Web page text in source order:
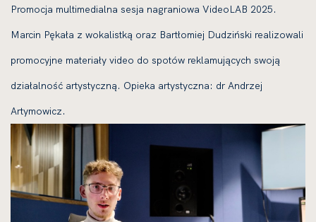
Promocja multimedialna sesja nagraniowa VideoLAB 2025.
Marcin Pękała z wokalistką oraz Bartłomiej Dudziński realizowali
promocyjne materiały video do spotów reklamujących swoją
działalność artystyczną. Opieka artystyczna: dr Andrzej
Artymowicz.